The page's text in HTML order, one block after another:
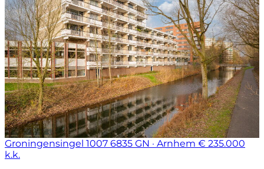
Groningensingel 1007 6835 GN · Arnhem € 235.000
k.k.